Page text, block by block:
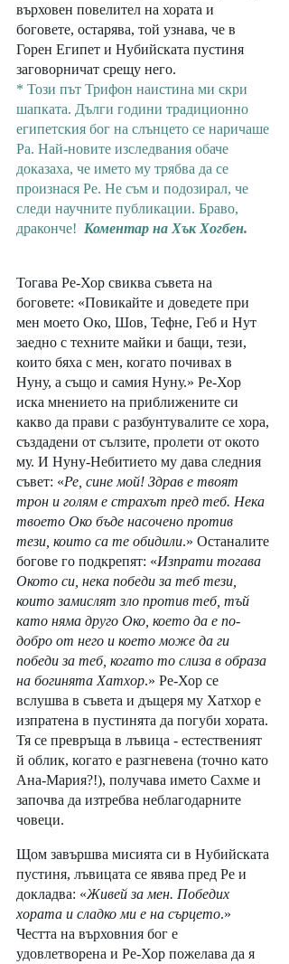
върховен повелител на хората и
боговете, остарява, той узнава, че в
Горен Египет и Нубийската пустиня
заговорничат срещу него.
* Този път Трифон наистина ми скри
шапката. Дълги години традиционно
египетския бог на слънцето се наричаше
Ра. Най-новите изследвания обаче
доказаха, че името му трябва да се
произнася Ре. Не съм и подозирал, че
следи научните публикации. Браво,
драконче! Коментар на Хък Хогбен.
Тогава Ре-Хор свиква съвета на
боговете: «Повикайте и доведете при
мен моето Око, Шов, Тефне, Геб и Нут
заедно с техните майки и бащи, тези,
които бяха с мен, когато почивах в
Нуну, а също и самия Нуну.» Ре-Хор
иска мнението на приближените си
какво да прави с разбунтувалите се хора,
създадени от сълзите, пролети от окото
му. И Нуну-Небитието му дава следния
съвет: «Ре, сине мой! Здрав е твоят
трон и голям е страхът пред теб. Нека
твоето Око бъде насочено против
тези, които са те обидили.» Останалите
богове го подкрепят: «Изпрати тогава
Окото си, нека победи за теб тези,
които замислят зло против теб, тъй
като няма друго Око, което да е по-
добро от него и което може да ги
победи за теб, когато то слиза в образа
на богинята Хатхор.» Ре-Хор се
вслушва в съвета и дъщеря му Хатхор е
изпратена в пустинята да погуби хората.
Тя се превръща в лъвица - естественият
й облик, когато е разгневена (точно като
Ана-Мария?!), получава името Сахме и
започва да изтребва неблагодарните
човеци.
Щом завършва мисията си в Нубийската
пустиня, лъвицата се явява пред Ре и
докладва: «Живей за мен. Победих
хората и сладко ми е на сърцето.»
Честта на върховния бог е
удовлетворена и Ре-Хор пожелава да я